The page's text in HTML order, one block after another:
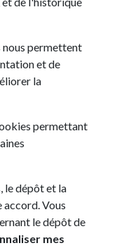
nous permettent
et de
la
permettant
le dépôt et la
Vous
le dépôt de
mes
434L